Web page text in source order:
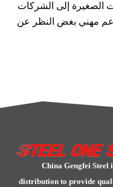
الصغيرة إلى الشركات
مهني بغض النظر عن
China Gengfei
distribution to provide